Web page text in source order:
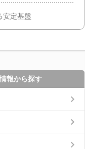
安定基盤
報から探す